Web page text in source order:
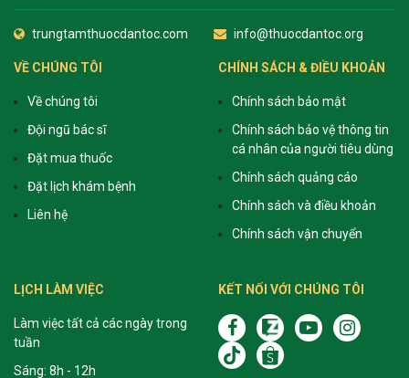
trungtamthuocdantoc.com info@thuocdantoc.org
VỀ CHÚNG TÔI
Về chúng tôi
Đội ngũ bác sĩ
Đặt mua thuốc
Đặt lịch khám bệnh
Liên hệ
CHÍNH SÁCH & ĐIỀU KHOẢN
Chính sách bảo mật
Chính sách bảo vệ thông tin
cá nhân của người tiêu dùng
Chính sách quảng cáo
Chính sách và điều khoản
Chính sách vận chuyển
LỊCH LÀM VIỆC
Làm việc tất cả các ngày trong
tuần
Sáng: 8h - 12h
KẾT NỐI VỚI CHÚNG TÔI